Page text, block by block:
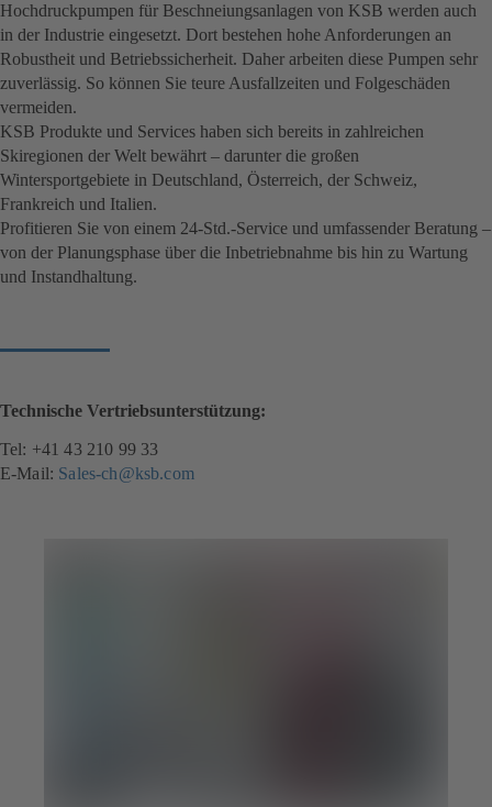
Hochdruckpumpen für Beschneiungsanlagen von KSB werden auch
in der Industrie eingesetzt. Dort bestehen hohe Anforderungen an
Robustheit und Betriebssicherheit. Daher arbeiten diese Pumpen sehr
zuverlässig. So können Sie teure Ausfallzeiten und Folgeschäden
vermeiden.
KSB Produkte und Services haben sich bereits in zahlreichen
Skiregionen der Welt bewährt – darunter die großen
Wintersportgebiete in Deutschland, Österreich, der Schweiz,
Frankreich und Italien.
Profitieren Sie von einem 24-Std.-Service und umfassender Beratung –
von der Planungsphase über die Inbetriebnahme bis hin zu Wartung
und Instandhaltung.
Technische Vertriebsunterstützung:
Tel: +41 43 210 99 33
E-Mail: Sales-ch@ksb.com